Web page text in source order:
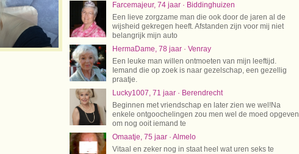
Farcemajeur, 74 jaar · Biddinghuizen
Een lieve zorgzame man die ook door de jaren al de
wijsheid gekregen heeft. Afstanden zijn voor mij niet
belangrijk mijn auto
HermaDame, 78 jaar · Venray
Een leuke man willen ontmoeten van mijn leeftijd.
Iemand die op zoek is naar gezelschap, een gezellig
praatje.
Lucky1007, 71 jaar · Berendrecht
Beginnen met vriendschap en later zien we wel!Na
enkele ontgoochelingen zou men wel de moed opgeven
om nog ooit iemand te
Omaatje, 75 jaar · Almelo
Vitaal en zeker nog in staat heel wat uren seks te